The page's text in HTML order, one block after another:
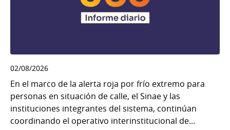
02/08/2026
En el marco de la alerta roja por frío extremo para
personas en situación de calle, el Sinae y las
instituciones integrantes del sistema, continúan
coordinando el operativo interinstitucional de...